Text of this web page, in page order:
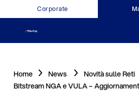
Corporate
Home News Novità sulle Reti
Bitstream NGA e VULA –